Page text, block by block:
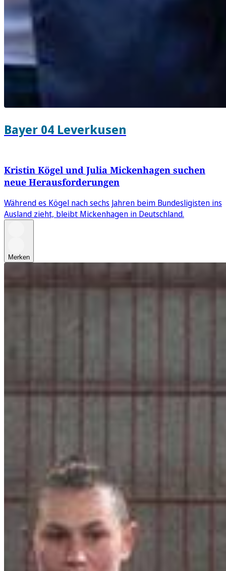
Bayer 04 Leverkusen
Kristin Kögel und Julia Mickenhagen suchen
neue Herausforderungen
Während es Kögel nach sechs Jahren beim Bundesligisten ins
Ausland zieht, bleibt Mickenhagen in Deutschland.
Merken